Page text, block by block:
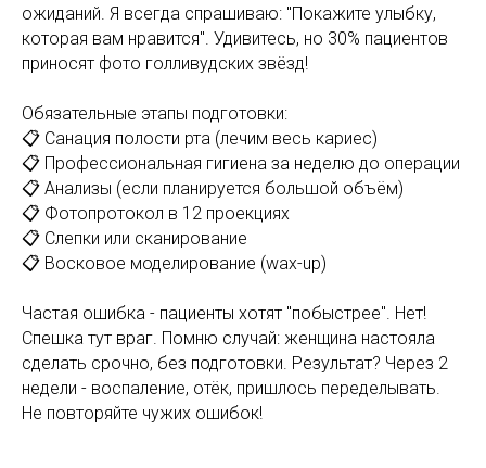
ожиданий. Я всегда спрашиваю: "Покажите улыбку,
которая вам нравится". Удивитесь, но 30% пациентов
приносят фото голливудских звёзд!
Обязательные этапы подготовки:
📋 Санация полости рта (лечим весь кариес)
📋 Профессиональная гигиена за неделю до операции
📋 Анализы (если планируется большой объём)
📋 Фотопротокол в 12 проекциях
📋 Слепки или сканирование
📋 Восковое моделирование (wax-up)
Частая ошибка - пациенты хотят "побыстрее". Нет!
Спешка тут враг. Помню случай: женщина настояла
сделать срочно, без подготовки. Результат? Через 2
недели - воспаление, отёк, пришлось переделывать.
Не повторяйте чужих ошибок!